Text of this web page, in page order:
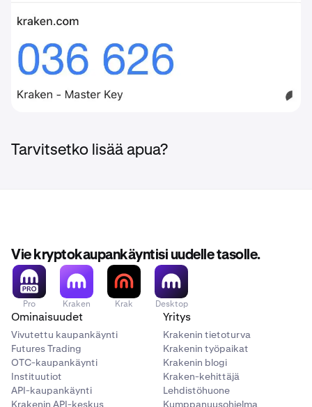
Tarvitsetko lisää apua?
Vie kryptokaupankäyntisi uudelle tasolle.
Pro Kraken Krak Desktop
Ominaisuudet
Vivutettu kaupankäynti
Futures Trading
OTC-kaupankäynti
Instituutiot
API-kaupankäynti
Krakenin API-keskus
Yritys
Krakenin tietoturva
Krakenin työpaikat
Krakenin blogi
Kraken-kehittäjä
Lehdistöhuone
Kumppanuusohjelma